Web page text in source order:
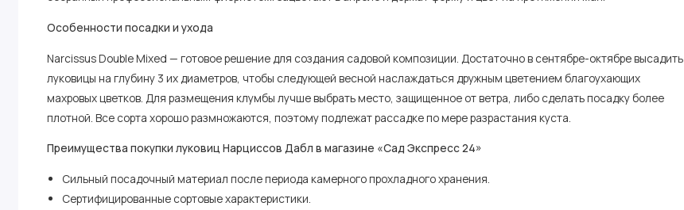
Особенности посадки и ухода
Narcissus Double Mixed — готовое решение для создания садовой композиции. Достаточно в сентябре-октябре высадить
луковицы на глубину 3 их диаметров, чтобы следующей весной наслаждаться дружным цветением благоухающих
махровых цветков. Для размещения клумбы лучше выбрать место, защищенное от ветра, либо сделать посадку более
плотной. Все сорта хорошо размножаются, поэтому подлежат рассадке по мере разрастания куста.
Преимущества покупки луковиц Нарциссов Дабл в магазине «Сад Экспресс 24»
Сильный посадочный материал после периода камерного прохладного хранения.
Сертифицированные сортовые характеристики.